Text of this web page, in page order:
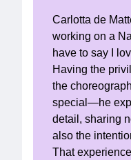
Carlotta de
working on a
have to say I
Having the
the
special—he
detail, sharing
also the
That